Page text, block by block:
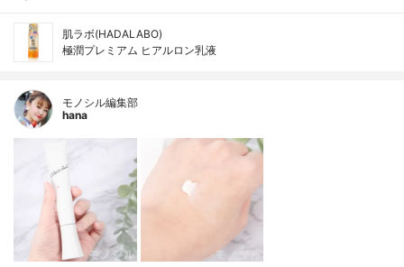
肌ラボ(HADALABO)
極潤プレミアム ヒアルロン乳液
モノシル編集部
hana